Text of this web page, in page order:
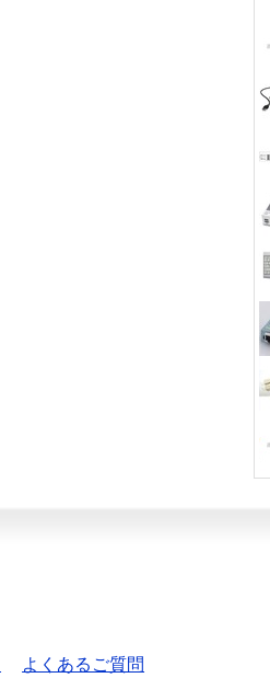
よくあるご質問